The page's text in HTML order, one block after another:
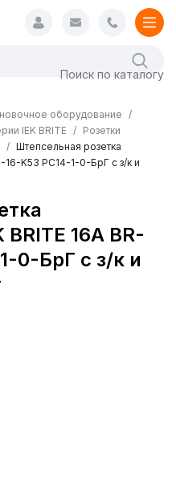
оборудование
IEK BRITE
Розетки
Штепсельная розетка
16-K53 РС14-1-0-БрГ с з/к и
16А BR-
0-БрГ с з/к и